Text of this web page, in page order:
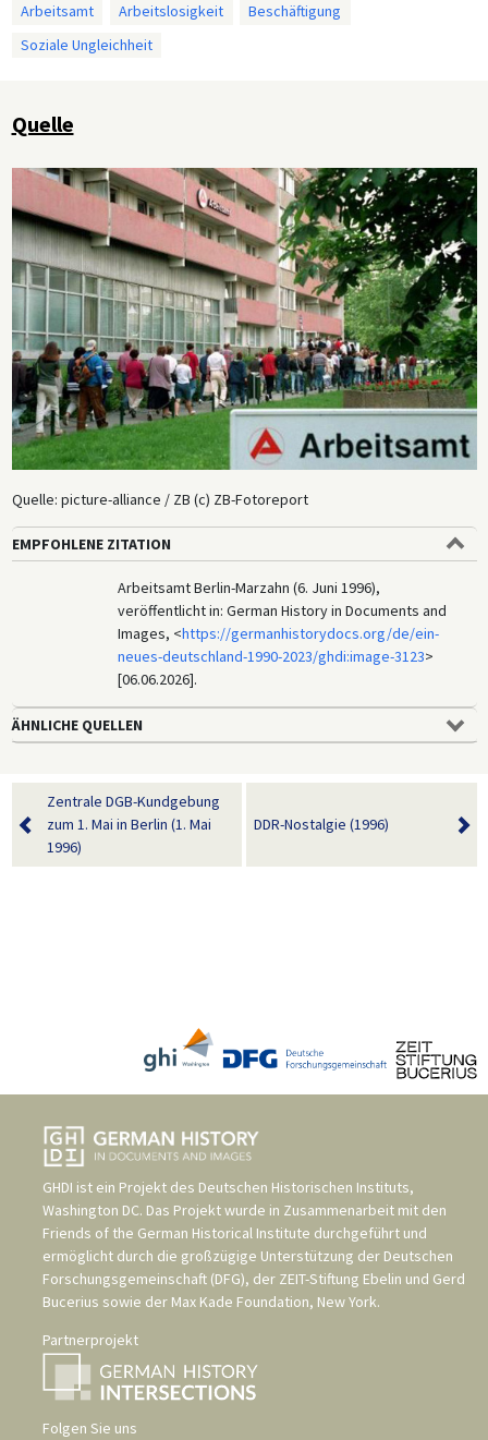
Arbeitsamt
Arbeitslosigkeit
Beschäftigung
Soziale Ungleichheit
Quelle
Quelle: picture-alliance / ZB (c) ZB-Fotoreport
EMPFOHLENE ZITATION
Arbeitsamt Berlin-Marzahn (6. Juni 1996),
veröffentlicht in: German History in Documents and
Images, <https://germanhistorydocs.org/de/ein-
neues-deutschland-1990-2023/ghdi:image-3123>
[06.06.2026].
ÄHNLICHE QUELLEN
Zentrale DGB-Kundgebung
zum 1. Mai in Berlin (1. Mai
1996)
DDR-Nostalgie (1996)
GHDI ist ein Projekt des Deutschen Historischen Instituts,
Washington DC. Das Projekt wurde in Zusammenarbeit mit den
Friends of the German Historical Institute durchgeführt und
ermöglicht durch die großzügige Unterstützung der Deutschen
Forschungsgemeinschaft (DFG), der ZEIT-Stiftung Ebelin und Gerd
Bucerius sowie der Max Kade Foundation, New York.
Partnerprojekt
Folgen Sie uns